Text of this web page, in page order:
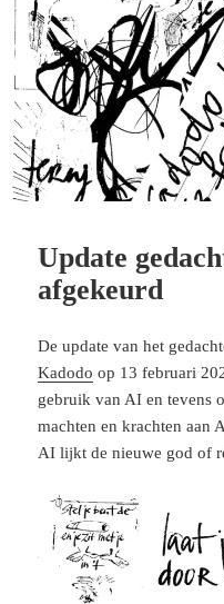
Update
afgekeurd
De update van het
Kadodo op 13 februari
gebruik van AI en tevens
machten en krachten aan
AI lijkt de nieuwe god of